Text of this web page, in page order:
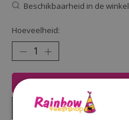
Beschikbaarheid in de
Hoeveelheid:
Toevoegen